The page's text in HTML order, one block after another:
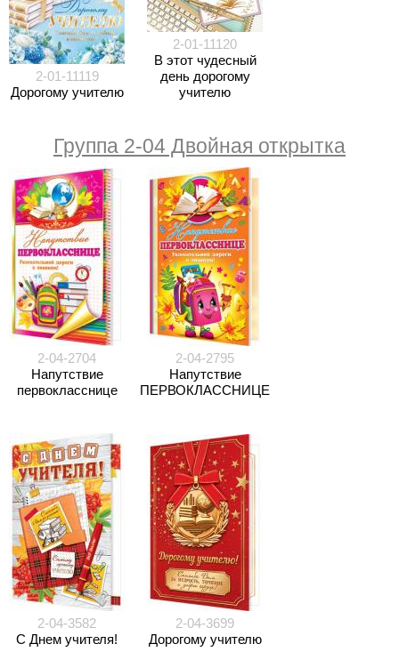
2-01-11119
Дорогому учителю
2-01-11120
В этот чудесный
день дорогому
учителю
Группа 2-04 Двойная открытка
2-04-2704
Напутствие
первокласснице
2-04-2795
Напутствие
ПЕРВОКЛАССНИЦЕ
2-04-3582
С Днем учителя!
2-04-3699
Дорогому учителю